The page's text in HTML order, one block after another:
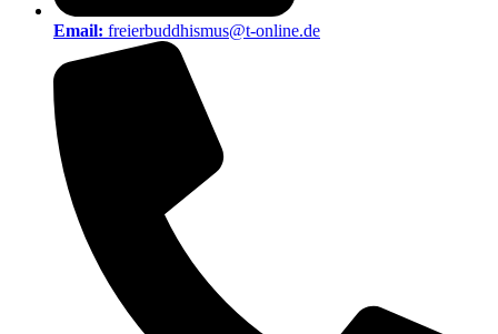
Email: freierbuddhismus@t-online.de